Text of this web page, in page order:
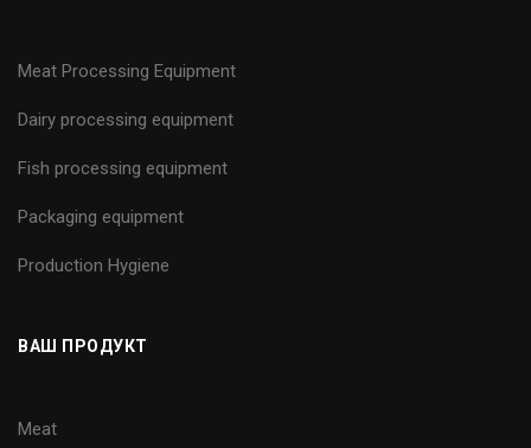
Meat Processing Equipment
Dairy processing equipment
Fish processing equipment
Packaging equipment
Production Hygiene
ВАШ ПРОДУКТ
Meat